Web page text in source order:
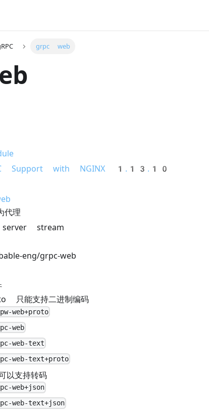
grpc web
Support with NGINX 1.13.10
理
stream
eng/grpc-web
只能支持二进制编码
web+proto
web
web-text
web-text+proto
以支持转码
web+json
web-text+json